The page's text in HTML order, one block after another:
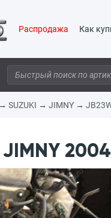
Распродажа Как
→ SUZUKI → JIMNY →